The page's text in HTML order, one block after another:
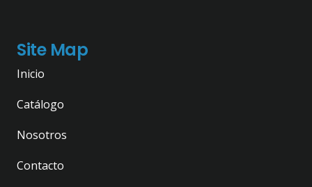
Site Map
Inicio
Catálogo
Nosotros
Contacto